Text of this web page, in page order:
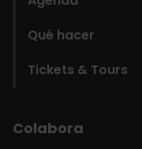
Qué hacer
Tickets & Tours
Colabora